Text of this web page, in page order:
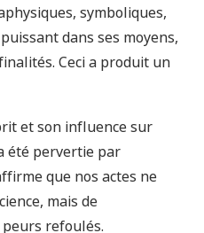
symboliques,
dans ses moyens,
Ceci a produit un
et son influence sur
été pervertie par
que nos actes ne
mais de
peurs refoulés.